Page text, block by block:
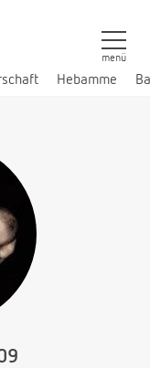
Hebamme
menü